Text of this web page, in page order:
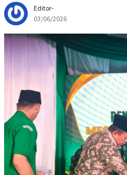
Editor-
03/06/2026